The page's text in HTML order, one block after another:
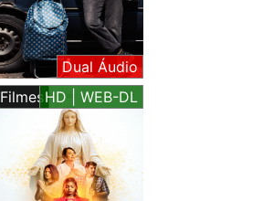
Dual Áudio
FilmesHD | WEB-DL